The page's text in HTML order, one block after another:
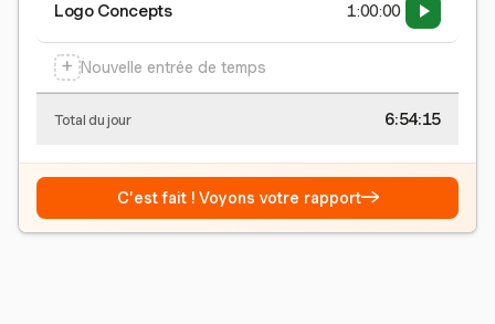
Logo Concepts 1:00:00
+ Nouvelle entrée de temps
Total du jour 6:54:15
C'est fait ! Voyons votre rapport→